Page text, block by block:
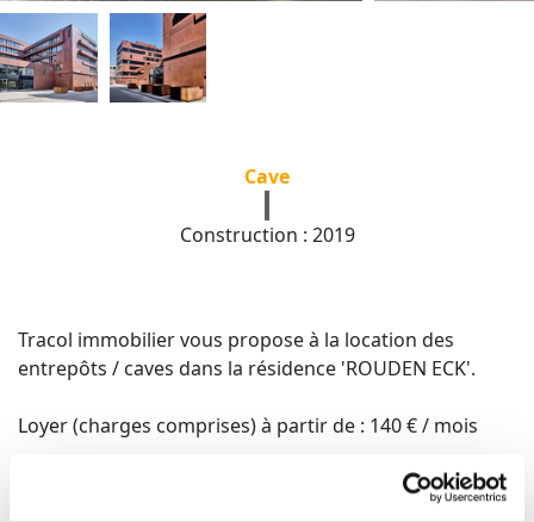
Cave
Construction : 2019
Tracol immobilier vous propose à la location des
entrepôts / caves dans la résidence 'ROUDEN ECK'.
Loyer (charges comprises) à partir de : 140 € / mois